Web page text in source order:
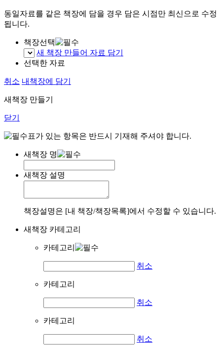
동일자료를 같은 책장에 담을 경우 담은 시점만 최신으로 수정
됩니다.
책장선택
새 책장 만들어 자료 담기
선택한 자료
취소 내책장에 담기
새책장 만들기
닫기
표가 있는 항목은 반드시 기재해 주셔야 합니다.
새책장 명
새책장 설명
책장설명은 [내 책장/책장목록]에서 수정할 수 있습니다.
새책장 카테고리
카테고리
취소
카테고리
취소
카테고리
취소